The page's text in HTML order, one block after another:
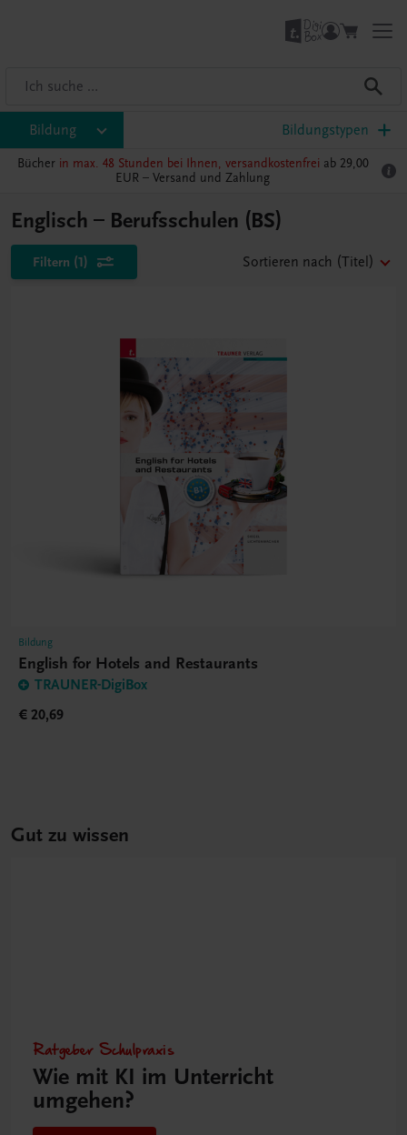
Bildung Bildungstypen
Bücher in max. 48 Stunden bei Ihnen, versandkostenfrei ab 29,00
EUR – Versand und Zahlung
Englisch – Berufsschulen (BS)
Filtern (1) Sortieren nach (Titel)
Bildung
English for Hotels and Restaurants
TRAUNER-DigiBox
€ 20,69
Gut zu wissen
Ratgeber Schulpraxis
Wie mit KI im Unterricht
umgehen?